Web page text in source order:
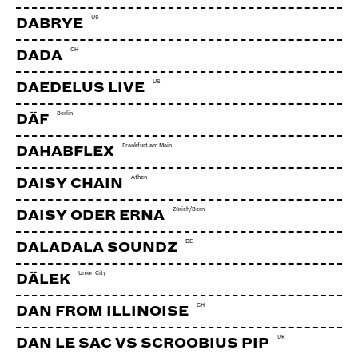
DABRYE US
DADA CH
DAEDELUS LIVE US
DÄF Berlin
DAHABFLEX Frankfurt am Main
DAISY CHAIN Athen
DAISY ODER ERNA Zürich/Bern
DALADALA SOUNDZ DE
DÄLEK Union City
DAN FROM ILLINOISE CH
DAN LE SAC VS SCROOBIUS PIP UK